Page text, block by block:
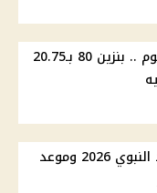
أسعار الوقود في مصر اليوم .. بنزين 80 بـ20.75
موقف ترحيل إجازة المولد النبوي 2026 وموعد